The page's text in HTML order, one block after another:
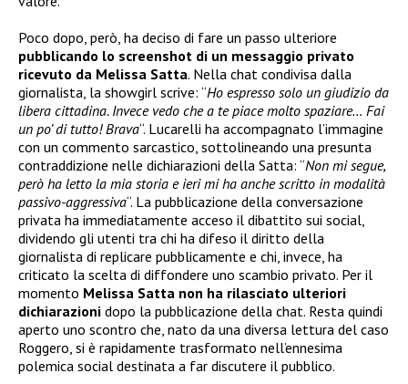
Poco dopo, però, ha deciso di fare un passo ulteriore
pubblicando lo screenshot di un messaggio privato
ricevuto da Melissa Satta. Nella chat condivisa dalla
giornalista, la showgirl scrive: “Ho espresso solo un giudizio da
libera cittadina. Invece vedo che a te piace molto spaziare… Fai
un po’ di tutto! Brava“. Lucarelli ha accompagnato l’immagine
con un commento sarcastico, sottolineando una presunta
contraddizione nelle dichiarazioni della Satta: “Non mi segue,
però ha letto la mia storia e ieri mi ha anche scritto in modalità
passivo-aggressiva“. La pubblicazione della conversazione
privata ha immediatamente acceso il dibattito sui social,
dividendo gli utenti tra chi ha difeso il diritto della
giornalista di replicare pubblicamente e chi, invece, ha
criticato la scelta di diffondere uno scambio privato. Per il
momento Melissa Satta non ha rilasciato ulteriori
dichiarazioni dopo la pubblicazione della chat. Resta quindi
aperto uno scontro che, nato da una diversa lettura del caso
Roggero, si è rapidamente trasformato nell’ennesima
polemica social destinata a far discutere il pubblico.